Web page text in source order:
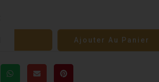
Ajouter Au Panier